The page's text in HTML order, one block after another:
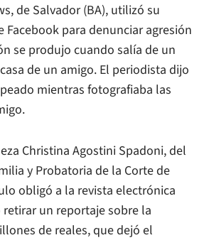
de Salvador (BA), utilizó su
Facebook para denunciar agresión
se produjo cuando salía de un
de un amigo. El periodista dijo
mientras fotografiaba las
Christina Agostini Spadoni, del
y Probatoria de la Corte de
obligó a la revista electrónica
un reportaje sobre la
de reales, que dejó el